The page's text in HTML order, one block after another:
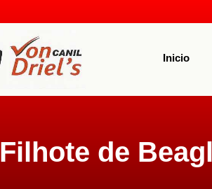
Inicio
Filhote de